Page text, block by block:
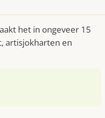
het in ongeveer 15
artisjokharten en